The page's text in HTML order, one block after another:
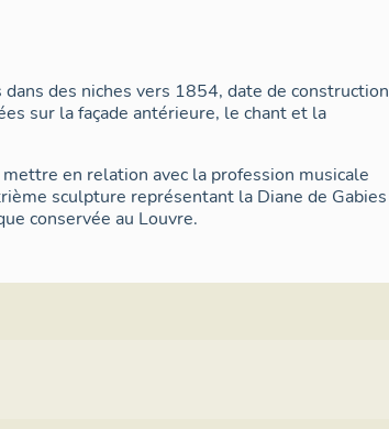
des niches vers 1854, date de construction
sur la façade antérieure, le chant et la
en relation avec la profession musicale
sculpture représentant la Diane de Gabies
conservée au Louvre.